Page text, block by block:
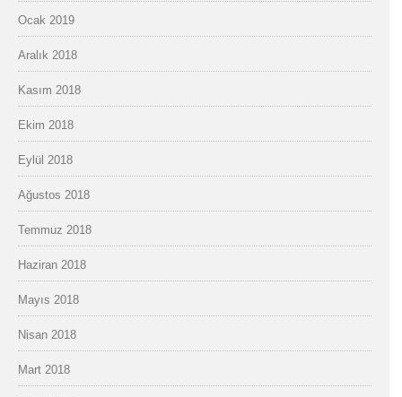
Ocak 2019
Aralık 2018
Kasım 2018
Ekim 2018
Eylül 2018
Ağustos 2018
Temmuz 2018
Haziran 2018
Mayıs 2018
Nisan 2018
Mart 2018